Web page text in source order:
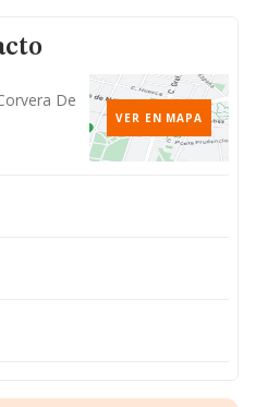
De
VER EN MAPA